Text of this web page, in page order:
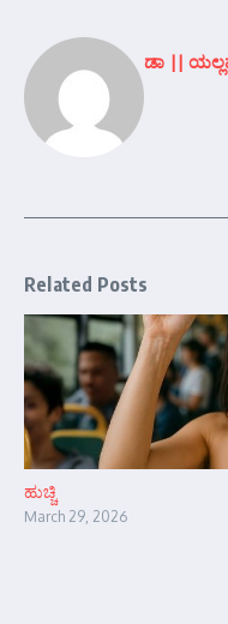
ಡಾ ||
Related Posts
ಹುಚ್ಚಿ
March 29, 2026